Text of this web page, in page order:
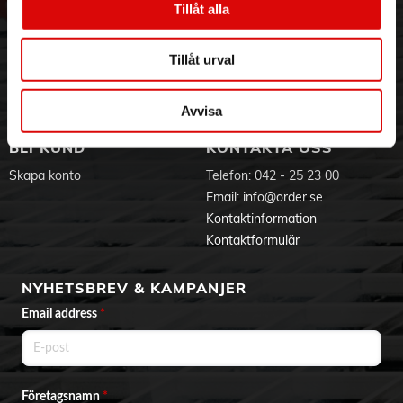
Tillåt alla
Tillåt urval
Avvisa
Visselblåsning
Aktuellt på Order
Ansökan om RMA
Godsefterlysning & Felleverans
Integritetspolicy
Om cookies
BLI KUND
Skapa konto
KONTAKTA OSS
Telefon: 042 - 25 23 00
Email: info@order.se
Kontaktinformation
Kontaktformulär
NYHETSBREV & KAMPANJER
Email address *
Företagsnamn*